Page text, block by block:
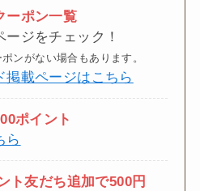
ーポン一覧
ジをチェック！
ンがない場合もあります。
載ページはこちら
ポイント
ら
ト友だち追加で500円